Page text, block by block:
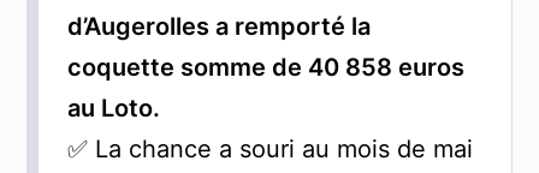
d’Augerolles a remporté la
coquette somme de 40 858 euros
au Loto.
✅ La chance a souri au mois de mai